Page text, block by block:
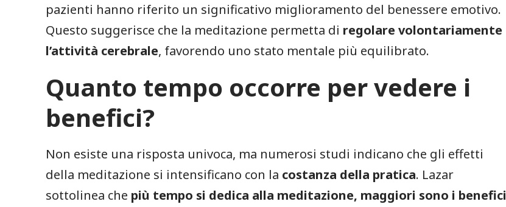
pazienti hanno riferito un significativo miglioramento del benessere emotivo.
Questo suggerisce che la meditazione permetta di regolare volontariamente
l’attività cerebrale, favorendo uno stato mentale più equilibrato.
Quanto tempo occorre per vedere i
benefici?
Non esiste una risposta univoca, ma numerosi studi indicano che gli effetti
della meditazione si intensificano con la costanza della pratica. Lazar
sottolinea che più tempo si dedica alla meditazione, maggiori sono i benefici